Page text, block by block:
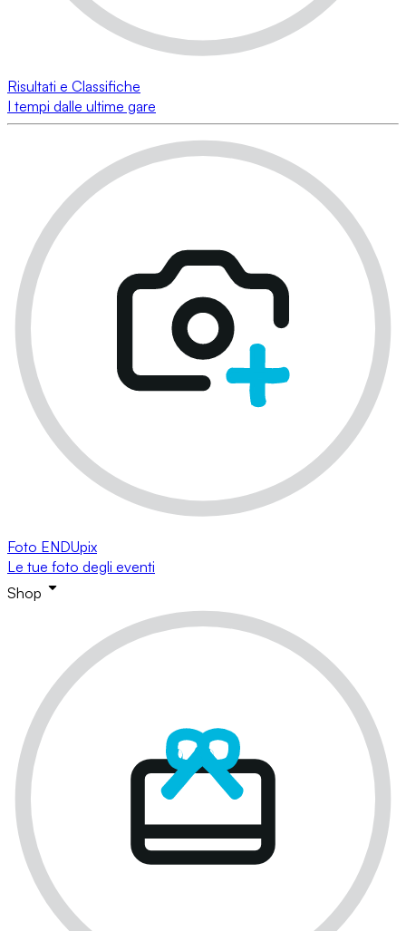
Risultati e Classifiche
I tempi dalle ultime gare
Foto ENDUpix
Le tue foto degli eventi
Shop